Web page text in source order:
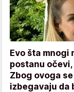
Evo šta mnogi
postanu
Zbog ovoga
izbegavaju da